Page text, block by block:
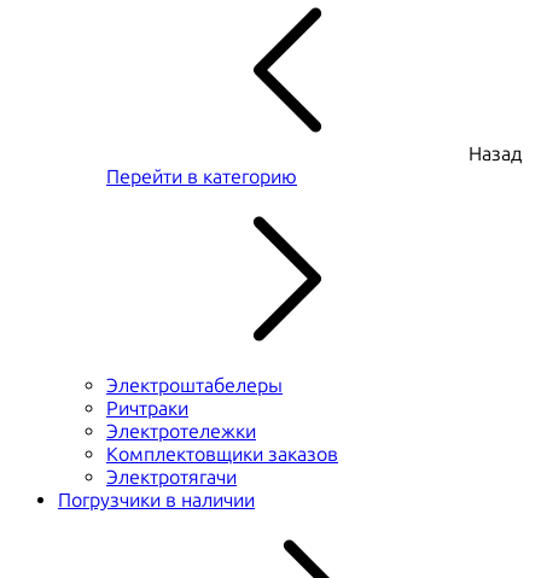
Назад
Перейти в категорию
Электроштабелеры
Ричтраки
Электротележки
Комплектовщики заказов
Электротягачи
Погрузчики в наличии